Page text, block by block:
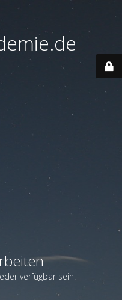
verfügbar sein.